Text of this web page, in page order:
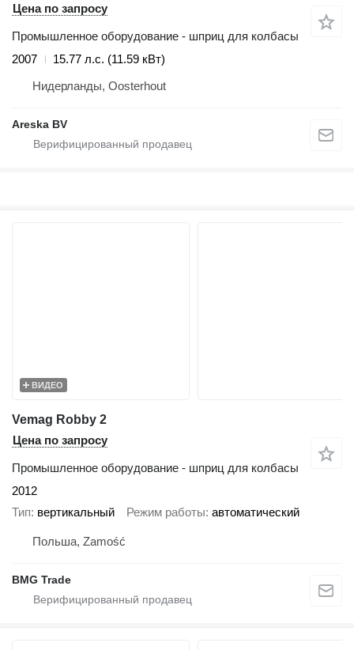
Цена по запросу
Промышленное оборудование - шприц для колбасы
2007
15.77 л.с. (11.59 кВт)
Нидерланды, Oosterhout
Areska BV
ВИДЕО
Vemag Robby 2
Цена по запросу
Промышленное оборудование - шприц для колбасы
2012
Тип вертикальный Режим работы автоматический
Польша, Zamość
BMG Trade